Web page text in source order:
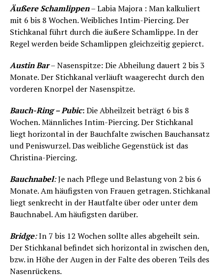
Äußere Schamlippen– Labia Majora : Man kalkuliert
mit 6 bis 8 Wochen. Weibliches Intim-Piercing. Der
Stichkanal führt durch die äußere Schamlippe. In der
Regel werden beide Schamlippen gleichzeitig gepierct.
Austin Bar– Nasenspitze: Die Abheilung dauert 2 bis 3
Monate. Der Stichkanal verläuft waagerecht durch den
vorderen Knorpel der Nasenspitze.
Bauch-Ring – Pubic:Die Abheilzeit beträgt 6 bis 8
Wochen. Männliches Intim-Piercing. Der Stichkanal
liegt horizontal in der Bauchfalte zwischen Bauchansatz
und Peniswurzel. Das weibliche Gegenstück ist das
Christina-Piercing.
Bauchnabel:Je nach Pflege und Belastung von 2 bis 6
Monate. Am häufigsten von Frauen getragen. Stichkanal
liegt senkrecht in der Hautfalte über oder unter dem
Bauchnabel. Am häufigsten darüber.
Bridge:In 7 bis 12 Wochen sollte alles abgeheilt sein.
Der Stichkanal befindet sich horizontal in zwischen den,
bzw. in Höhe der Augen in der Falte des oberen Teils des
Nasenrückens.